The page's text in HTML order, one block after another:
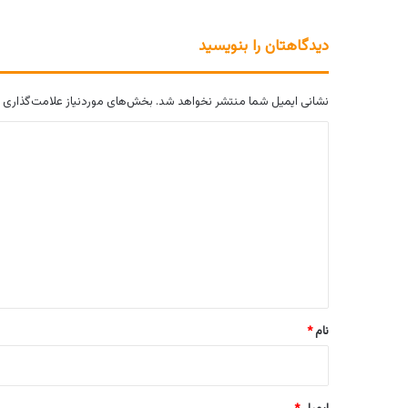
دیدگاهتان را بنویسید
نشانی ایمیل شما منتشر نخواهد شد. بخش‌های موردنیاز
نام*